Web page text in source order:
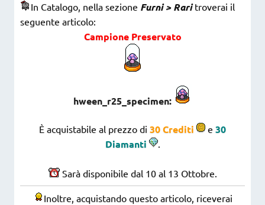
In Catalogo, nella sezione Furni > Rari troverai il
seguente articolo:
Campione Preservato
hween_r25_specimen:
È acquistabile al prezzo di 30 Crediti e 30
Diamanti
.
Sarà disponibile dal 10 al 13 Ottobre.
Inoltre, acquistando questo articolo, riceverai